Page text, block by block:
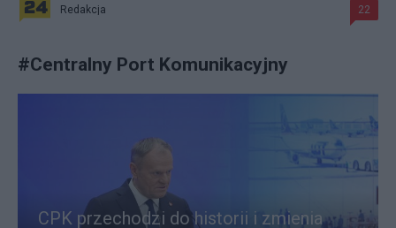
Redakcja 22
#Centralny Port Komunikacyjny
CPK przechodzi do historii i zmienia